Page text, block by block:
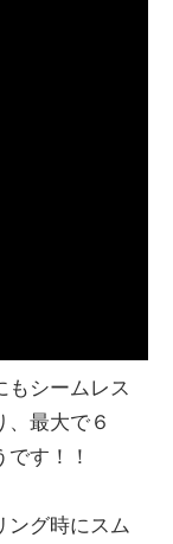
もシームレス
最大で６
す！！
ング時にスム